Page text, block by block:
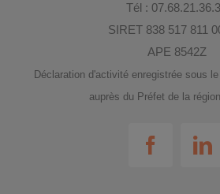
Tél :
SIRET 838 517 811
APE 8542Z
Déclaration d'activité enregistrée sous
auprès du Préfet de la